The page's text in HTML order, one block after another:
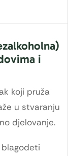
i
koji pruža
u stvaranju
djelovanje.